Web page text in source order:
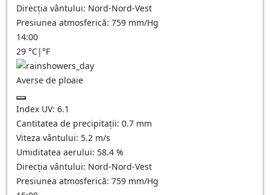
Direcția vântului: Nord-Nord-Vest
Presiunea atmosferică: 759 mm/Hg
14:00
29 °C|°F
Averse de ploaie
Index UV: 6.1
Cantitatea de precipitații: 0.7 mm
Viteza vântului: 5.2 m/s
Umiditatea aerului: 58.4 %
Direcția vântului: Nord-Nord-Vest
Presiunea atmosferică: 759 mm/Hg